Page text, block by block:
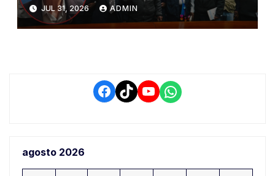
conflictos de interés y
retrasos
JUL 31, 2026 ADMIN
Facebook
TikTokYouTube
WhatsApp
agosto 2026